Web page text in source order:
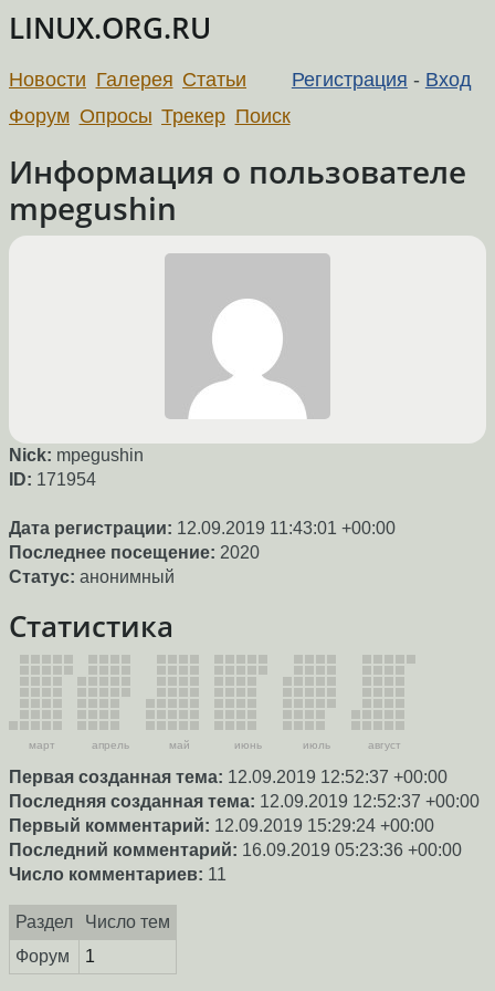
LINUX.ORG.RU
Регистрация - Вход
Новости Галерея Статьи
Форум Опросы Трекер Поиск
Информация о пользователе
mpegushin
Nick: mpegushin
ID: 171954
Дата регистрации: 12.09.2019 11:43:01 +00:00
Последнее посещение: 2020
Статус: анонимный
Статистика
март апрель май июнь июль август
Первая созданная тема: 12.09.2019 12:52:37 +00:00
Последняя созданная тема: 12.09.2019 12:52:37 +00:00
Первый комментарий: 12.09.2019 15:29:24 +00:00
Последний комментарий: 16.09.2019 05:23:36 +00:00
Число комментариев: 11
Раздел
Число тем
Форум
1